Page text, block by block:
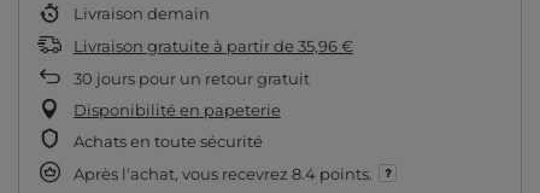
Livraison demain
Livraison gratuite à partir de 35,96 €
30 jours pour un retour gratuit
Disponibilité en papeterie
Achats en toute sécurité
Après l'achat, vous recevrez 8.4 points.